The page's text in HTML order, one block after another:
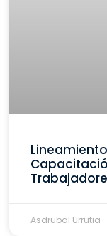
Asdrubal Urrutia